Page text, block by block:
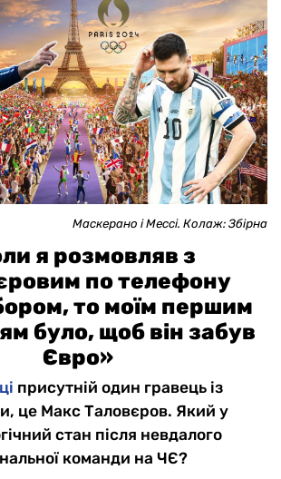
Маскерано і Мессі. Колаж: Збірна
я розмовляв з
по телефону
то моїм першим
було, щоб він забув
Євро»
присутній один гравець із
це Макс Таловєров. Який у
стан після невдалого
команди на ЧЄ?